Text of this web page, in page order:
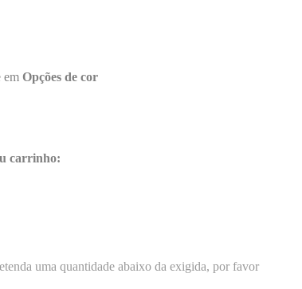
em Opções de cor
carrinho:
uma quantidade abaixo da exigida, por favor